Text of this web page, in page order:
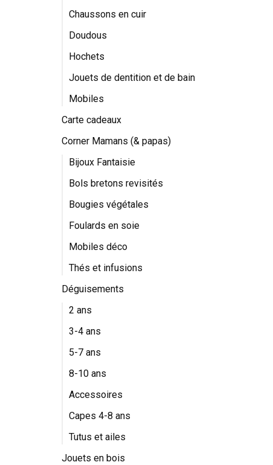
Chaussons en cuir
Doudous
Hochets
Jouets de dentition et de bain
Mobiles
Carte cadeaux
Corner Mamans (& papas)
Bijoux Fantaisie
Bols bretons revisités
Bougies végétales
Foulards en soie
Mobiles déco
Thés et infusions
Déguisements
2 ans
3-4 ans
5-7 ans
8-10 ans
Accessoires
Capes 4-8 ans
Tutus et ailes
Jouets en bois